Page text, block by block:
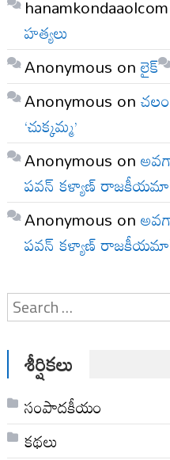
hanamkondaaolcom
హత్యలు
Anonymous onలైక్
Anonymous on
‘చుక్కమ్మ’
Anonymous on
పవన్ కళ్యాణ్
Anonymous on
పవన్ కళ్యాణ్
శీర్షికలు
సంపాదకీయం
కథలు